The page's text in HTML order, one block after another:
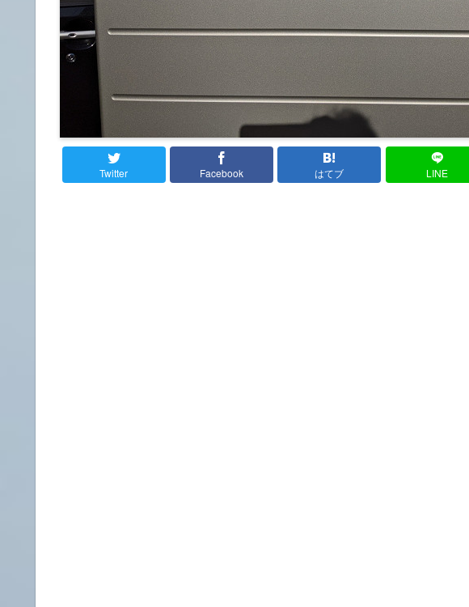
Twitter Facebook はてブ LINE